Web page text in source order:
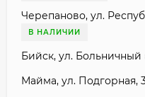
Черепаново, ул.
В НАЛИЧИИ
Бийск, ул. Больничный
Майма, ул. Подгорная,